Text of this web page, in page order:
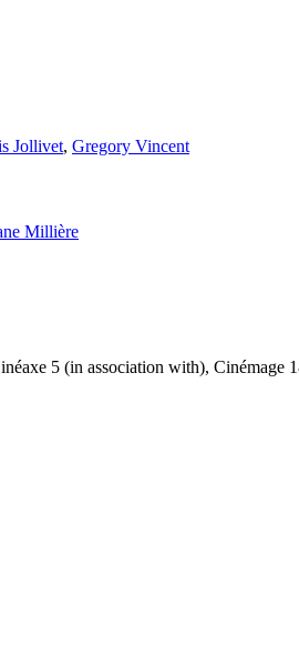
Jollivet, Gregory Vincent
Millière
5 (in association with),